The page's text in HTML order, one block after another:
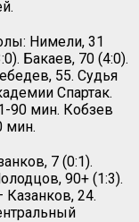
Нимели, 31
Бакаев, 70 (4:0).
55. Судья
Спартак.
90 мин. Кобзев
мин.
7 (0:1).
90+ (1:3).
24.